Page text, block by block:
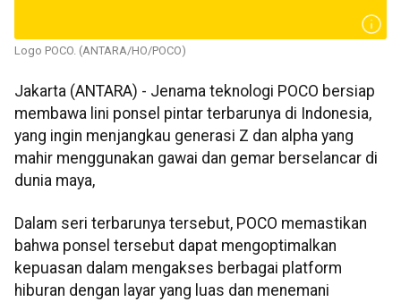
Logo POCO. (ANTARA/HO/POCO)
Jakarta (ANTARA) - Jenama teknologi POCO bersiap
membawa lini ponsel pintar terbarunya di Indonesia,
yang ingin menjangkau generasi Z dan alpha yang
mahir menggunakan gawai dan gemar berselancar di
dunia maya,
Dalam seri terbarunya tersebut, POCO memastikan
bahwa ponsel tersebut dapat mengoptimalkan
kepuasan dalam mengakses berbagai platform
hiburan dengan layar yang luas dan menemani